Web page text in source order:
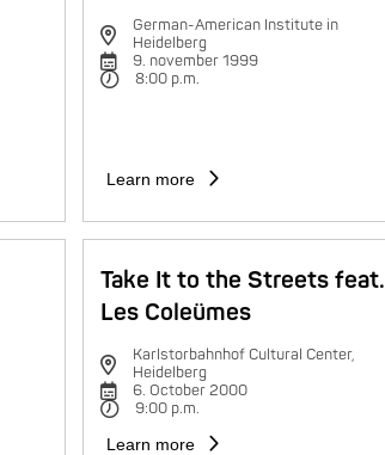
German-American Institute in
Heidelberg
9. november 1999
8:00 p.m.
Learn more
Take It to the Streets feat.
Les Coleümes
Karlstorbahnhof Cultural Center,
Heidelberg
6. October 2000
9:00 p.m.
Learn more